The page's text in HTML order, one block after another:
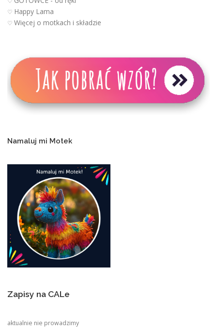
♡ Happy Lama
♡ Więcej o motkach i składzie
Namaluj mi Motek
Zapisy na CALe
aktualnie nie prowadzimy